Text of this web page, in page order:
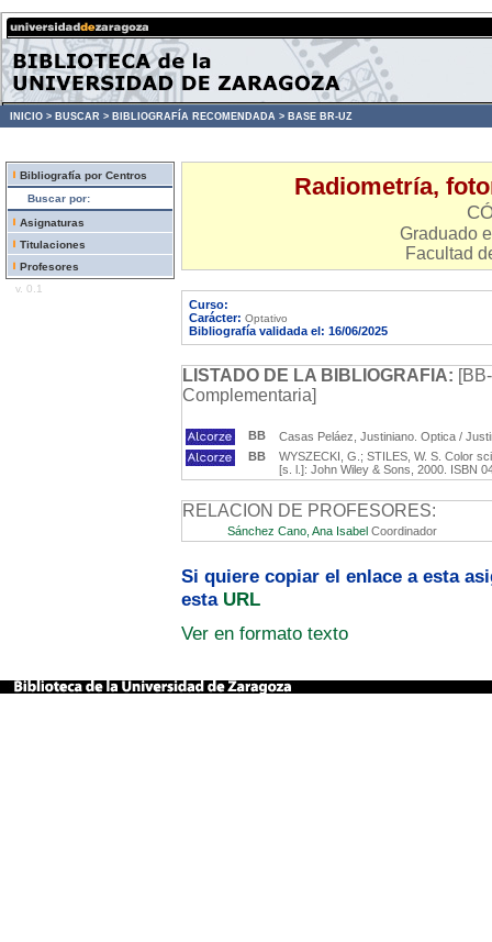
INICIO > BUSCAR > BIBLIOGRAFÍA RECOMENDADA > BASE BR-UZ
Bibliografía por Centros
Buscar por:
Asignaturas
Titulaciones
Profesores
v. 0.1
Radiometría,
Graduado
Facultad
Curso:
Carácter: Optativo
Bibliografía validada el: 16/06/2025
LISTADO DE LA BIBLIOGRAFIA:
Complementaria]
BB
Casas Peláez, Justiniano. Optica /
BB
WYSZECKI, G.; STILES, W. S. Color
[s. l.]: John Wiley & Sons, 2000. ISBN
RELACION DE PROFESORES:
Sánchez Cano, Ana Isabel Coordinador
Si quiere copiar el enlace a esta
esta URL
Ver en formato texto